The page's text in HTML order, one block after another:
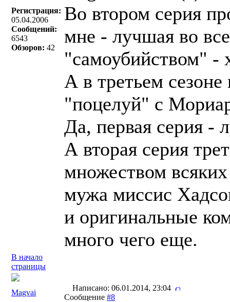
Регистрация:
05.04.2006
Сообщений:
6543
Обзоров: 42
Во втором серия
мне - лучшая во
"самоубийством" -
А в третьем
"поцелуй" с
Да, первая серия -
А вторая серия
множеством
мужа миссис
и оригинальные
много чего еще.
В начало
страницы
Magvai
Написано: 06.01.2014, 23:04
Сообщение #8